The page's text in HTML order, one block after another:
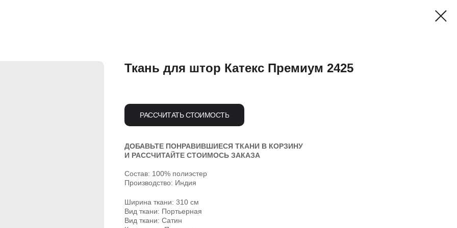
Ткань для штор Катекс Премиум 2425
РАССЧИТАТЬ СТОИМОСТЬ
ДОБАВЬТЕ ПОНРАВИВШИЕСЯ ТКАНИ В КОРЗИНУ
И РАССЧИТАЙТЕ СТОИМОСЬ ЗАКАЗА
Состав: 100% полиэстер
Производство: Индия
Ширина ткани: 310 см
Вид ткани: Портьерная
Вид ткани: Сатин